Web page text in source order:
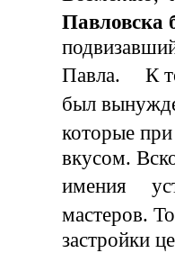
Павла. К
был
которые
вкусом.
имения
мастеров.
застройки